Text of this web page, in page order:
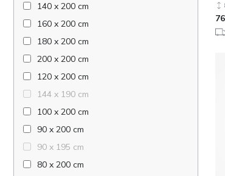
140 x 200 cm
160 x 200 cm
180 x 200 cm
200 x 200 cm
120 x 200 cm
144 x 190 cm
100 x 200 cm
90 x 200 cm
90 x 195 cm
80 x 200 cm